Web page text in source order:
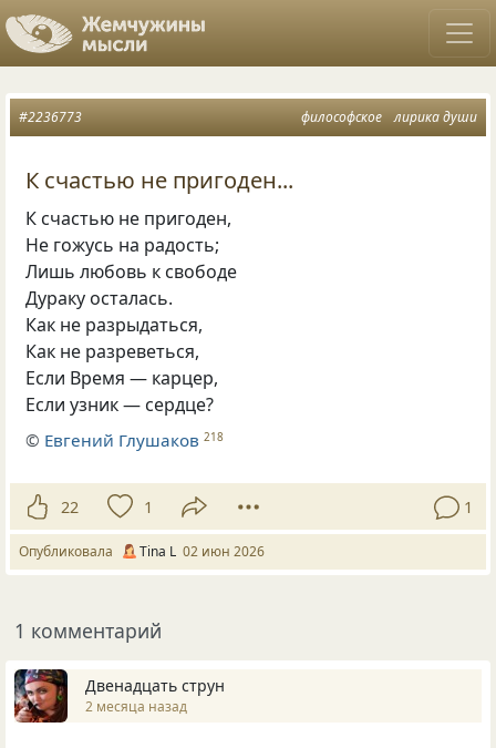
философское лирика души
#2236773
К счастью не пригоден...
К счастью не пригоден,
Не гожусь на радость;
Лишь любовь к свободе
Дураку осталась.
Как не разрыдаться,
Как не разреветься,
Если Время — карцер,
Если узник — сердце?
© Евгений Глушаков 218
22 1 1
Опубликовала Tina L 02 июн 2026
1 комментарий
Двенадцать струн
2 месяца назад